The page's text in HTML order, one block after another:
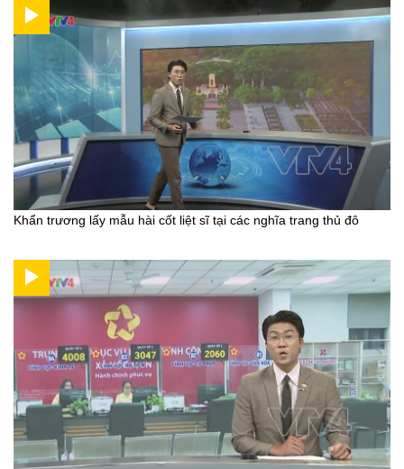
Khẩn trương lấy mẫu hài cốt liệt sĩ tại các nghĩa trang thủ đô